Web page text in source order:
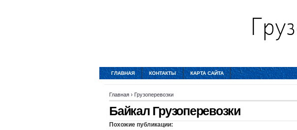
ГЛАВНАЯ КОНТАКТЫ КАРТА САЙТА
Главная › Грузоперевозки
Байкал Грузоперевозки
Похожие публикации: